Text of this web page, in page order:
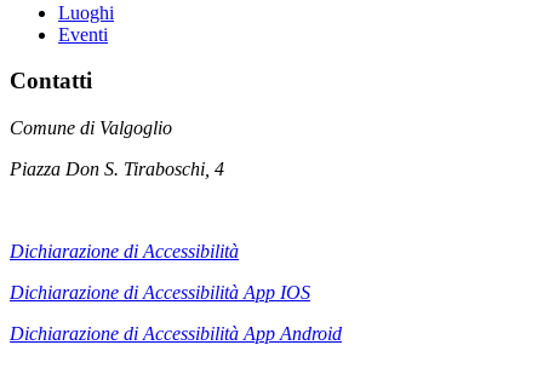
Luoghi
Eventi
Contatti
Comune di Valgoglio
Piazza Don S. Tiraboschi, 4
Dichiarazione di Accessibilità
Dichiarazione di Accessibilità App IOS
Dichiarazione di Accessibilità App Android